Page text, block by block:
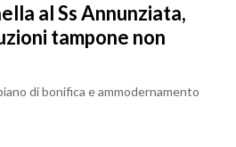
al Ss Annunziata,
tampone non
di bonifica e ammodernamento